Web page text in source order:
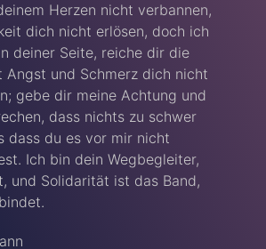
Herzen nicht verbannen,
dich nicht erlösen, doch ich
deiner Seite, reiche dir die
Angst und Schmerz dich nicht
gebe dir meine Achtung und
dass nichts zu schwer
dass du es vor mir nicht
Ich bin dein Wegbegleiter,
und Solidarität ist das Band,